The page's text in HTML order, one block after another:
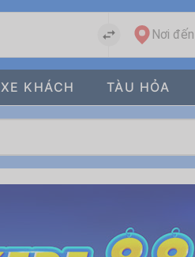
Nơi đến
XE KHÁCH TÀU HỎA